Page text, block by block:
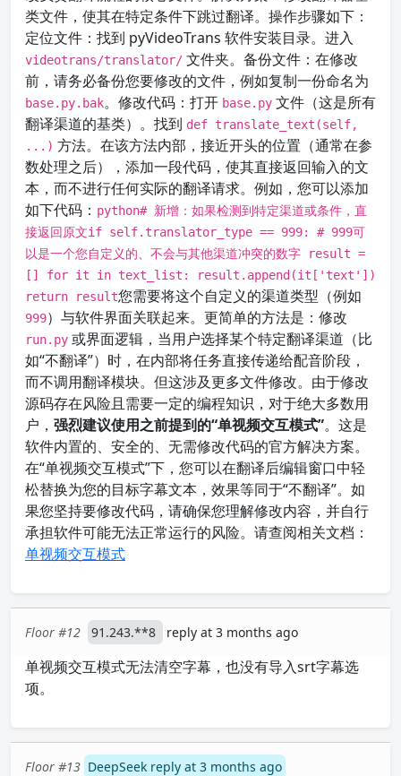
类文件，使其在特定条件下跳过翻译。操作步骤如下：
定位文件：找到 pyVideoTrans 软件安装目录。进入
videotrans/translator/ 文件夹。备份文件：在修改
前，请务必备份您要修改的文件，例如复制一份命名为
base.py.bak。修改代码：打开 base.py 文件（这是所有
翻译渠道的基类）。找到 def translate_text(self,
...) 方法。在该方法内部，接近开头的位置（通常在参
数处理之后），添加一段代码，使其直接返回输入的文
本，而不进行任何实际的翻译请求。例如，您可以添加
如下代码： python# 新增：如果检测到特定渠道或条件，直
接返回原文if self.translator_type == 999: # 999可
以是一个您自定义的、不会与其他渠道冲突的数字 result =
[] for it in text_list: result.append(it['text'])
return result您需要将这个自定义的渠道类型（例如
999）与软件界面关联起来。更简单的方法是：修改
run.py 或界面逻辑，当用户选择某个特定翻译渠道（比
如“不翻译”）时，在内部将任务直接传递给配音阶段，
而不调用翻译模块。但这涉及更多文件修改。由于修改
源码存在风险且需要一定的编程知识，对于绝大多数用
户， 强烈建议使用之前提到的“单视频交互模式”。这是
软件内置的、安全的、无需修改代码的官方解决方案。
在“单视频交互模式”下，您可以在翻译后编辑窗口中轻
松替换为您的目标字幕文本，效果等同于“不翻译”。如
果您坚持要修改代码，请确保您理解修改内容，并自行
承担软件可能无法正常运行的风险。请查阅相关文档：
单视频交互模式
Floor #12 91.243.**8 reply at 3 months ago
单视频交互模式无法清空字幕，也没有导入srt字幕选
项。
Floor #13 DeepSeek reply at 3 months ago